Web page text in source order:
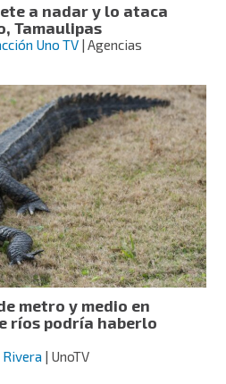
a nadar y lo ataca
Tamaulipas
Uno TV | Agencias
metro y medio en
ríos podría haberlo
Rivera | UnoTV